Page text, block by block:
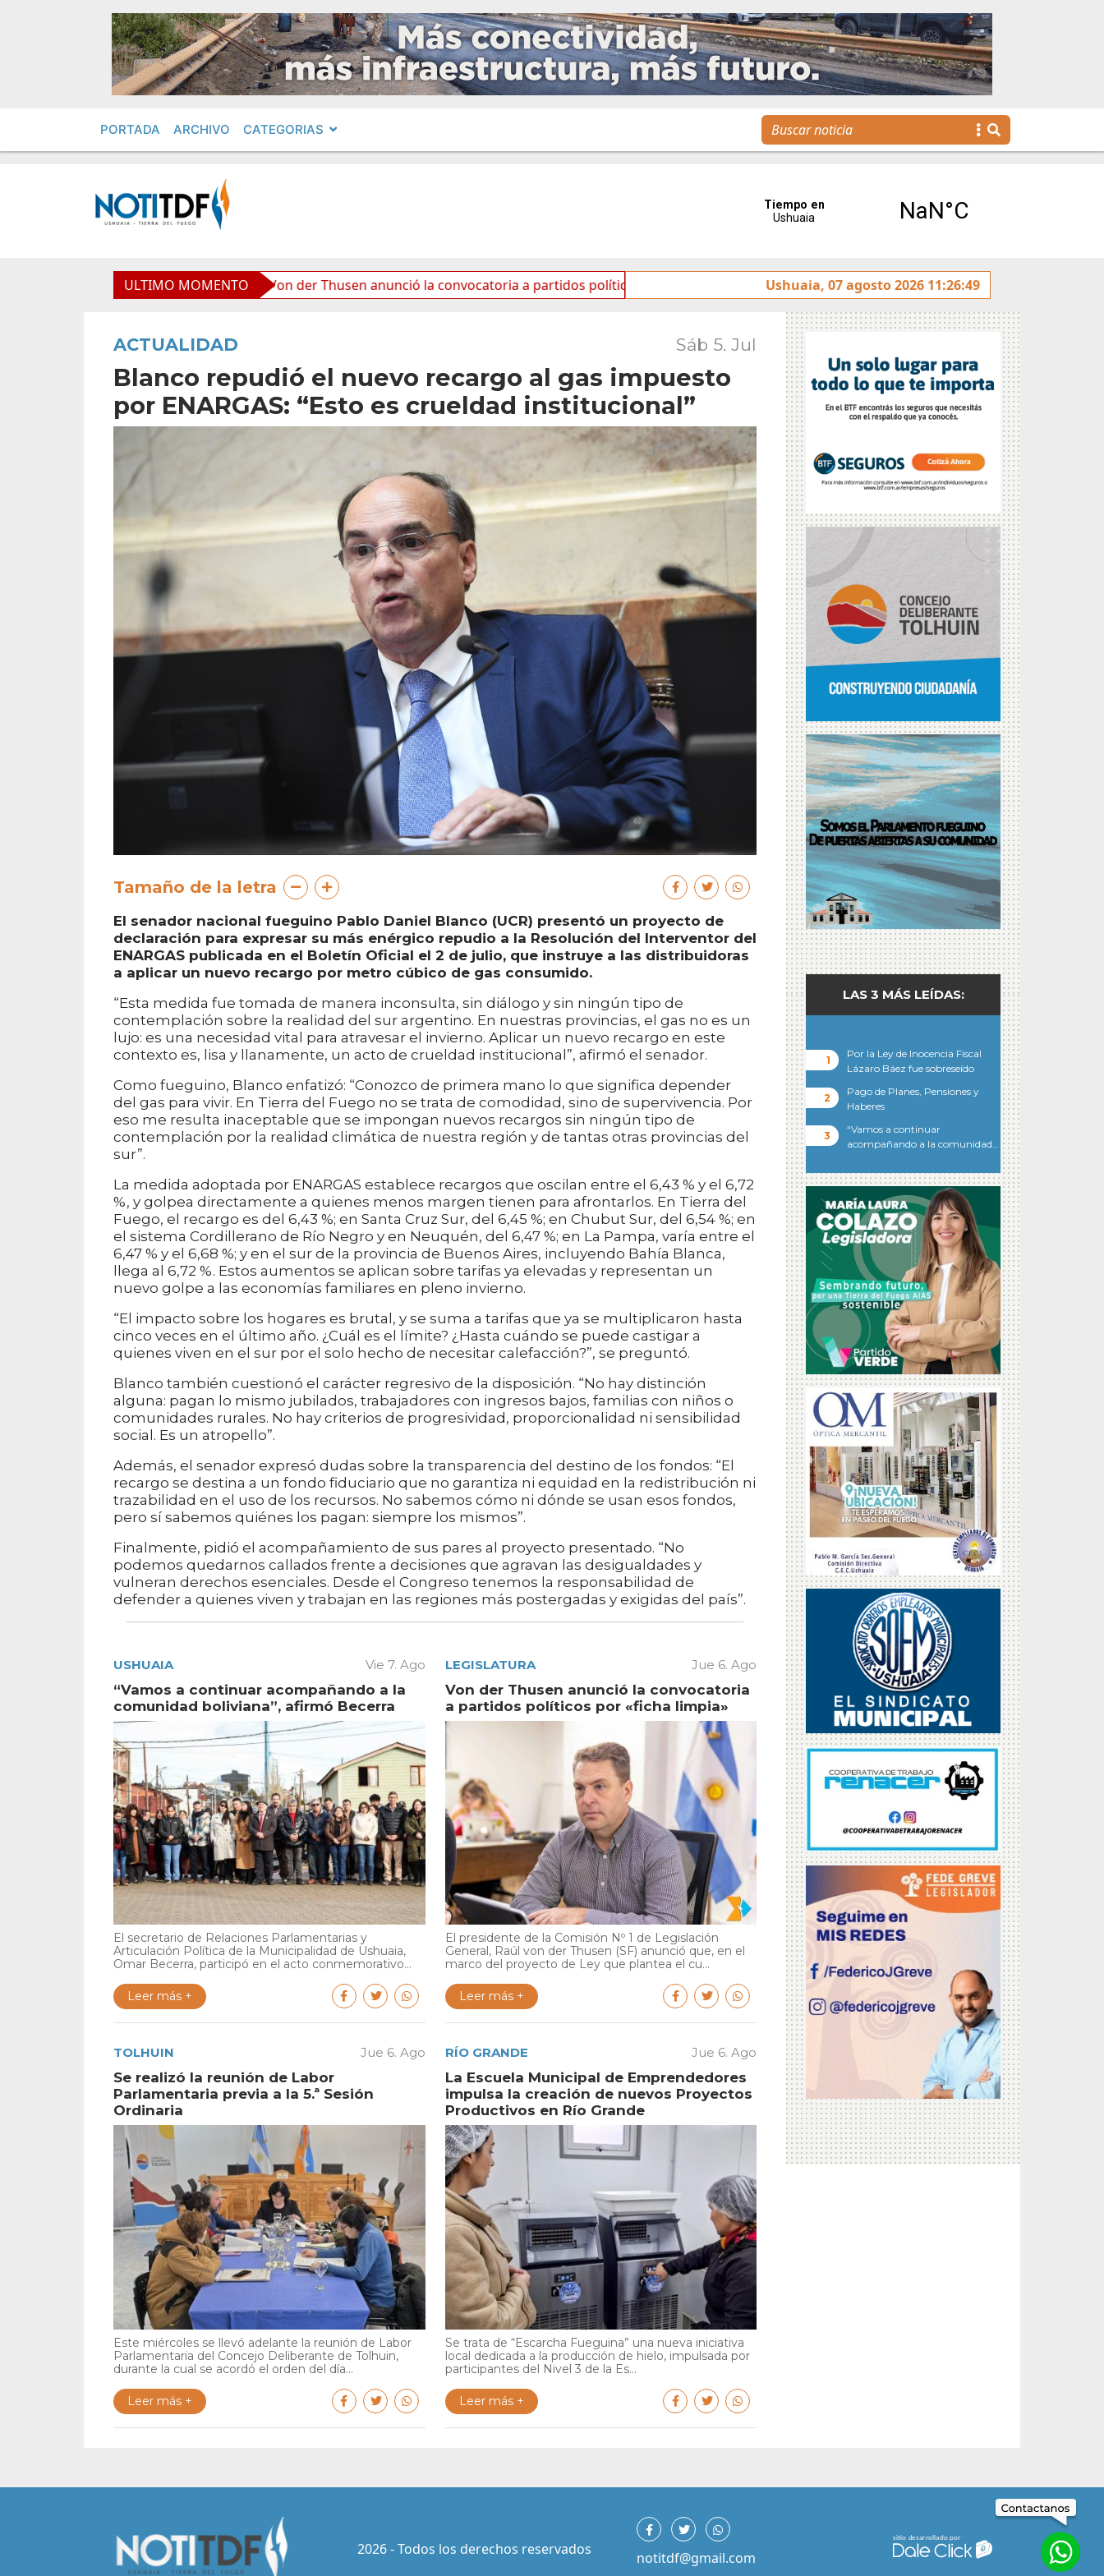
PORTADA ARCHIVO CATEGORIAS
ULTIMO MOMENTO
afirmó Becerra Von der Thusen anunció la convocatoria a partidos políticos por «ficha limpia» Se realizó la reunión de Labor Parlamentaria previa a la 5.ª
Ushuaia, 07 agosto 2026 11:26:49
ACTUALIDAD Sáb 5. Jul
Blanco repudió el nuevo recargo al gas impuesto
por ENARGAS: “Esto es crueldad institucional”
Tamaño de la letra
El senador nacional fueguino Pablo Daniel Blanco (UCR) presentó un proyecto de
declaración para expresar su más enérgico repudio a la Resolución del Interventor del
ENARGAS publicada en el Boletín Oficial el 2 de julio, que instruye a las distribuidoras
a aplicar un nuevo recargo por metro cúbico de gas consumido.
“Esta medida fue tomada de manera inconsulta, sin diálogo y sin ningún tipo de
contemplación sobre la realidad del sur argentino. En nuestras provincias, el gas no es un
lujo: es una necesidad vital para atravesar el invierno. Aplicar un nuevo recargo en este
contexto es, lisa y llanamente, un acto de crueldad institucional”, afirmó el senador.
Como fueguino, Blanco enfatizó: “Conozco de primera mano lo que significa depender
del gas para vivir. En Tierra del Fuego no se trata de comodidad, sino de supervivencia. Por
eso me resulta inaceptable que se impongan nuevos recargos sin ningún tipo de
contemplación por la realidad climática de nuestra región y de tantas otras provincias del
sur”.
La medida adoptada por ENARGAS establece recargos que oscilan entre el 6,43 % y el 6,72
%, y golpea directamente a quienes menos margen tienen para afrontarlos. En Tierra del
Fuego, el recargo es del 6,43 %; en Santa Cruz Sur, del 6,45 %; en Chubut Sur, del 6,54 %; en
el sistema Cordillerano de Río Negro y en Neuquén, del 6,47 %; en La Pampa, varía entre el
6,47 % y el 6,68 %; y en el sur de la provincia de Buenos Aires, incluyendo Bahía Blanca,
llega al 6,72 %. Estos aumentos se aplican sobre tarifas ya elevadas y representan un
nuevo golpe a las economías familiares en pleno invierno.
“El impacto sobre los hogares es brutal, y se suma a tarifas que ya se multiplicaron hasta
cinco veces en el último año. ¿Cuál es el límite? ¿Hasta cuándo se puede castigar a
quienes viven en el sur por el solo hecho de necesitar calefacción?”, se preguntó.
Blanco también cuestionó el carácter regresivo de la disposición. “No hay distinción
alguna: pagan lo mismo jubilados, trabajadores con ingresos bajos, familias con niños o
comunidades rurales. No hay criterios de progresividad, proporcionalidad ni sensibilidad
social. Es un atropello”.
Además, el senador expresó dudas sobre la transparencia del destino de los fondos: “El
recargo se destina a un fondo fiduciario que no garantiza ni equidad en la redistribución ni
trazabilidad en el uso de los recursos. No sabemos cómo ni dónde se usan esos fondos,
pero sí sabemos quiénes los pagan: siempre los mismos”.
Finalmente, pidió el acompañamiento de sus pares al proyecto presentado. “No
podemos quedarnos callados frente a decisiones que agravan las desigualdades y
vulneran derechos esenciales. Desde el Congreso tenemos la responsabilidad de
defender a quienes viven y trabajan en las regiones más postergadas y exigidas del país”.
USHUAIA Vie 7. Ago
“Vamos a continuar acompañando a la
comunidad boliviana”, afirmó Becerra
El secretario de Relaciones Parlamentarias y
Articulación Política de la Municipalidad de Ushuaia,
Omar Becerra, participó en el acto conmemorativo...
Leer más +
LEGISLATURA Jue 6. Ago
Von der Thusen anunció la convocatoria
a partidos políticos por «ficha limpia»
El presidente de la Comisión Nº 1 de Legislación
General, Raúl von der Thusen (SF) anunció que, en el
marco del proyecto de Ley que plantea el cu...
Leer más +
TOLHUIN Jue 6. Ago
Se realizó la reunión de Labor
Parlamentaria previa a la 5.ª Sesión
Ordinaria
Este miércoles se llevó adelante la reunión de Labor
Parlamentaria del Concejo Deliberante de Tolhuin,
durante la cual se acordó el orden del día...
Leer más +
RÍO GRANDE Jue 6. Ago
La Escuela Municipal de Emprendedores
impulsa la creación de nuevos Proyectos
Productivos en Río Grande
Se trata de “Escarcha Fueguina” una nueva iniciativa
local dedicada a la producción de hielo, impulsada por
participantes del Nivel 3 de la Es...
Leer más +
LAS 3 MÁS LEÍDAS:
Por la Ley de Inocencia Fiscal
Lázaro Báez fue sobreseído
Pago de Planes, Pensiones y
Haberes
“Vamos a continuar
acompañando a la comunidad…
2026 - Todos los derechos reservados notitdf@gmail.com